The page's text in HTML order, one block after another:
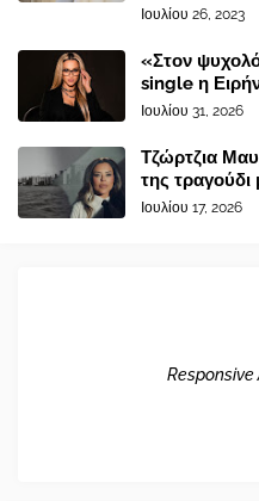
Ιουλίου 26, 2023
«Στον
single η
Ιουλίου 31, 2026
Τζώρτζια
της
Ιουλίου 17, 2026